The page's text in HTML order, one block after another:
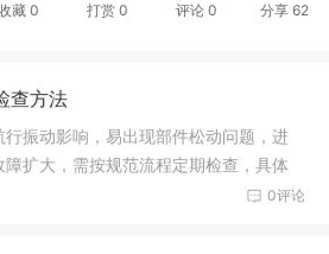
藏0 打赏 0 评论 0 分享62
查方法
振动影响，易出现部件松动问题，进
扩大，需按规范流程定期检查，具体
）检查前准备- 确保发电机处于停机状
0评论